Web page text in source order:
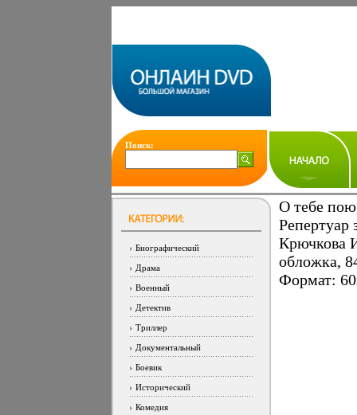
Поиск:
Биографический
Драма
Военный
Детектив
Триллер
Документальный
Боевик
Исторический
Комедия
О тебе
Репертуар
Крючкова
обложка,
Формат: